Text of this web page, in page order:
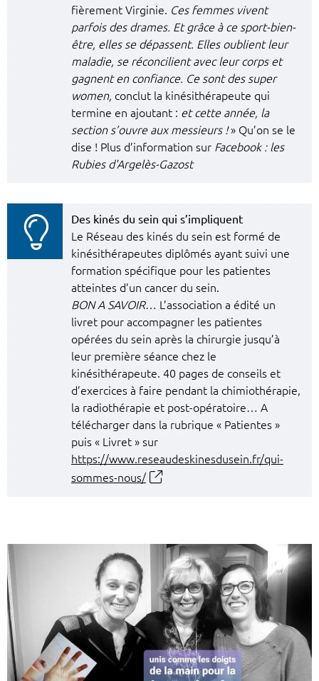
fièrement Virginie. Ces femmes vivent
parfois des drames. Et grâce à ce sport-bien-
être, elles se dépassent. Elles oublient leur
maladie, se réconcilient avec leur corps et
gagnent en confiance. Ce sont des super
women, conclut la kinésithérapeute qui
termine en ajoutant : et cette année, la
section s’ouvre aux messieurs !» Qu’on se le
dise ! Plus d’information sur Facebook : les
Rubies d'Argelès-Gazost
Des kinés du sein qui s’impliquent
Le Réseau des kinés du sein est formé de
kinésithérapeutes diplômés ayant suivi une
formation spécifique pour les patientes
atteintes d’un cancer du sein.
BON A SAVOIR… L’association a édité un
livret pour accompagner les patientes
opérées du sein après la chirurgie jusqu’à
leur première séance chez le
kinésithérapeute. 40 pages de conseils et
d’exercices à faire pendant la chimiothérapie,
la radiothérapie et post-opératoire… A
télécharger dans la rubrique « Patientes »
puis « Livret » sur
https://www.reseaudeskinesdusein.fr/qui-
sommes-nous/